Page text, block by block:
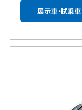
展示車・試乗車